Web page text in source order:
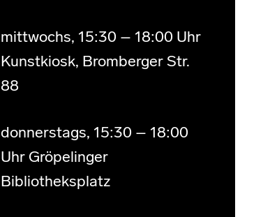
mittwochs, 15:30 – 18:00 Uhr
Kunstkiosk, Bromberger Str.
88
donnerstags, 15:30 – 18:00
Uhr Gröpelinger
Bibliotheksplatz